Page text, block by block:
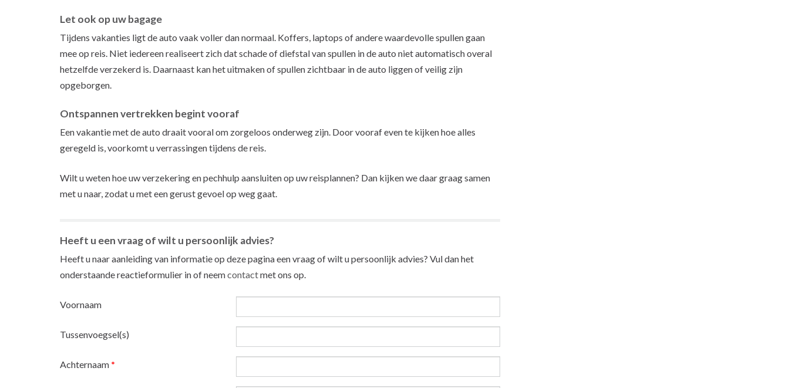
Let ook op uw bagage
Tijdens vakanties ligt de auto vaak voller dan normaal. Koffers, laptops of andere waardevolle spullen gaan
mee op reis. Niet iedereen realiseert zich dat schade of diefstal van spullen in de auto niet automatisch overal
hetzelfde verzekerd is. Daarnaast kan het uitmaken of spullen zichtbaar in de auto liggen of veilig zijn
opgeborgen.
Ontspannen vertrekken begint vooraf
Een vakantie met de auto draait vooral om zorgeloos onderweg zijn. Door vooraf even te kijken hoe alles
geregeld is, voorkomt u verrassingen tijdens de reis.
Wilt u weten hoe uw verzekering en pechhulp aansluiten op uw reisplannen? Dan kijken we daar graag samen
met u naar, zodat u met een gerust gevoel op weg gaat.
Heeft u een vraag of wilt u persoonlijk advies?
Heeft u naar aanleiding van informatie op deze pagina een vraag of wilt u persoonlijk advies? Vul dan het
onderstaande reactieformulier in of neemcontactmet ons op.
Voornaam
Tussenvoegsel(s)
Achternaam *